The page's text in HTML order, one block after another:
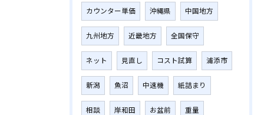
カウンター単価 沖縄県 中国地方
九州地方 近畿地方 全国保守
ネット 見直し コスト試算 浦添市
新潟 魚沼 中速機 紙詰まり
相談 岸和田 お盆前 重量